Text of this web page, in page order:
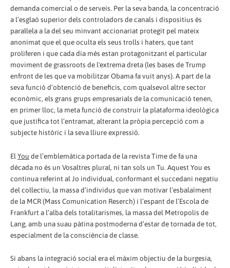
demanda comercial o de serveis. Per la seva banda, la concentració
a l’esglaó superior dels controladors de canals i dispositius és
paral·lela a la del seu minvant accionariat protegit pel mateix
anonimat que el que oculta els seus trolls i haters, que tant
proliferen i que cada dia més estan protagonitzant el particular
moviment de grassroots de l'extrema dreta (les bases de Trump
enfront de les que va mobilitzar Obama fa vuit anys). A part de la
seva funció d’obtenció de beneficis, com qualsevol altre sector
econòmic, els grans grups empresarials de la comunicació tenen,
en primer lloc, la meta funció de construir la plataforma ideològica
que justifica tot l’entramat, alterant la pròpia percepció com a
subjecte històric i la seva lliure expressió.
El You de l’emblemàtica portada de la revista Time de fa una
dècada no és un Vosaltres plural, ni tan sols un Tu. Aquest You es
continua referint al Jo individual, conformant el succedani negatiu
del col·lectiu, la massa d’individus que van motivar l’esbalaïment
de la MCR (Mass Comunication Reserch) i l’espant de l’Escola de
Frankfurt a l’alba dels totalitarismes, la massa del Metropolis de
Lang, amb una suau pàtina postmoderna d’estar de tornada de tot,
especialment de la consciència de classe.
Si abans la integració social era el màxim objectiu de la burgesia,